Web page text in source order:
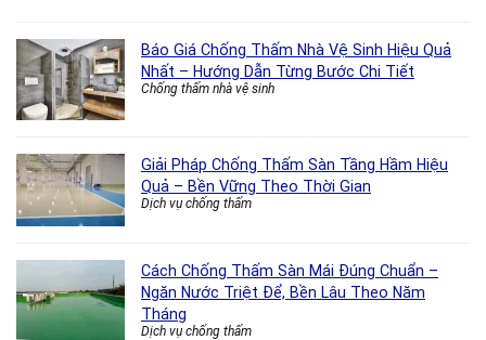
Báo Giá Chống Thấm Nhà Vệ Sinh Hiệu Quả
Nhất – Hướng Dẫn Từng Bước Chi Tiết
Chống thấm nhà vệ sinh
Giải Pháp Chống Thấm Sàn Tầng Hầm Hiệu
Quả – Bền Vững Theo Thời Gian
Dịch vụ chống thấm
Cách Chống Thấm Sàn Mái Đúng Chuẩn –
Ngăn Nước Triệt Để, Bền Lâu Theo Năm
Tháng
Dịch vụ chống thấm